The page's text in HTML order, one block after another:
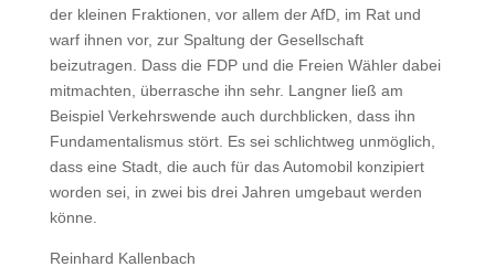
der kleinen Fraktionen, vor allem der AfD, im Rat und
warf ihnen vor, zur Spaltung der Gesellschaft
beizutragen. Dass die FDP und die Freien Wähler dabei
mitmachten, überrasche ihn sehr. Langner ließ am
Beispiel Verkehrswende auch durchblicken, dass ihn
Fundamentalismus stört. Es sei schlichtweg unmöglich,
dass eine Stadt, die auch für das Automobil konzipiert
worden sei, in zwei bis drei Jahren umgebaut werden
könne.
Reinhard Kallenbach